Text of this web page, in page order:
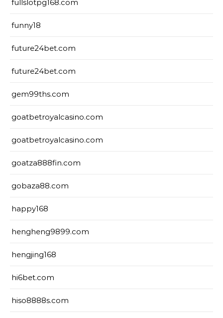
fullslotpg168.com
funny18
future24bet.com
future24bet.com
gem99ths.com
goatbetroyalcasino.com
goatbetroyalcasino.com
goatza888fin.com
gobaza88.com
happy168
hengheng9899.com
hengjing168
hi6bet.com
hiso8888s.com